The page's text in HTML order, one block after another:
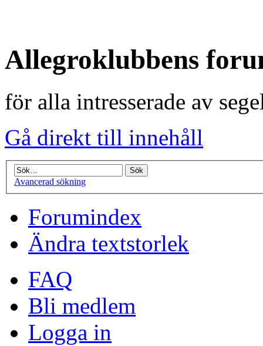
Allegroklubbens
för alla intresserade av
Gå direkt till innehåll
Avancerad sökning
Forumindex
Ändra textstorlek
FAQ
Bli medlem
Logga in